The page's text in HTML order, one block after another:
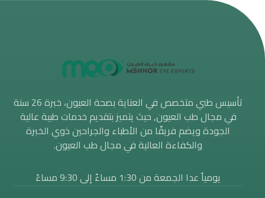
تأسيس طبي متخصص في العناية بصحة العيون، خبرة 26 سنة
في مجال طب العيون, حيث يتميز بتقديم خدمات طبية عالية
الجودة ويضم فريقًا من الأطباء والجراحين ذوي الخبرة
والكفاءة العالية في مجال طب العيون.
يومياً عدا الجمعة من 1:30 مساءََ إلى 9:30 مساءً